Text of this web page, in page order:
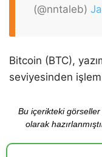
(@nntaleb)
Bitcoin (BTC),
seviyesinden
Bu içerikteki
olarak